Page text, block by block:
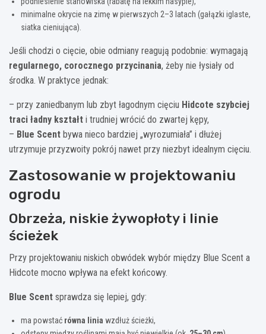
minimalne okrycie na zimę w pierwszych 2–3 latach (gałązki iglaste,
siatka cieniująca).
Jeśli chodzi o cięcie, obie odmiany reagują podobnie: wymagają
regularnego, corocznego przycinania, żeby nie łysiały od
środka. W praktyce jednak:
– przy zaniedbanym lub zbyt łagodnym cięciu Hidcote szybciej
traci ładny kształt i trudniej wrócić do zwartej kępy,
– Blue Scent bywa nieco bardziej „wyrozumiała” i dłużej
utrzymuje przyzwoity pokrój nawet przy niezbyt idealnym cięciu.
Zastosowanie w projektowaniu
ogrodu
Obrzeża, niskie żywopłoty i linie
ścieżek
Przy projektowaniu niskich obwódek wybór między Blue Scent a
Hidcote mocno wpływa na efekt końcowy.
Blue Scent sprawdza się lepiej, gdy:
ma powstać równa linia wzdłuż ścieżki,